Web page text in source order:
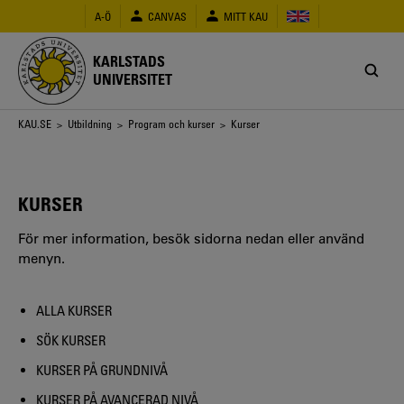
huvudinnehåll
A-Ö CANVAS MITT KAU
KARLSTADS
UNIVERSITET
Länkstig
KAU.SE > Utbildning > Program och kurser > Kurser
KURSER
För mer information, besök sidorna nedan eller använd
menyn.
ALLA KURSER
SÖK KURSER
KURSER PÅ GRUNDNIVÅ
KURSER PÅ AVANCERAD NIVÅ